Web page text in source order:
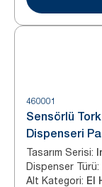
460001
Sensörlü
Dispenseri
Tasarım Serisi:
Dispenser Türü:
Alt Kategori: El